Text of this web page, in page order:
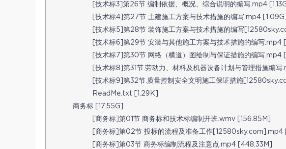
[技术标3]第26节 编制依据、概况、综合说明的编写.mp4
[技术标4]第27节 土建施工方案与技术措施的编写.mp4 [1.09G]
[技术标5]第28节 装饰施工方案与技术措施的编写
[技术标6]第29节 安装与其他施工方案与技术措施的编写.mp4
[技术标7]第30节 网络（横道）图绘制与保证措施的编写.mp4
[技术标8]第31节.劳动力、材料及机器设备计划与管理措施编
[技术标9]第32节.质量控制安全文明施工保证措施
ReadMe.txt [1.29K]
商务标 [17.55G]
[商务标]第01节 商务标和技术标编制开班.wmv [156.85M]
[商务标]第02节 投标的流程及准备工作[12580sky.com].mp4
[商务标]第03节 商务标编制流程及注意点.mp4 [448.33M]